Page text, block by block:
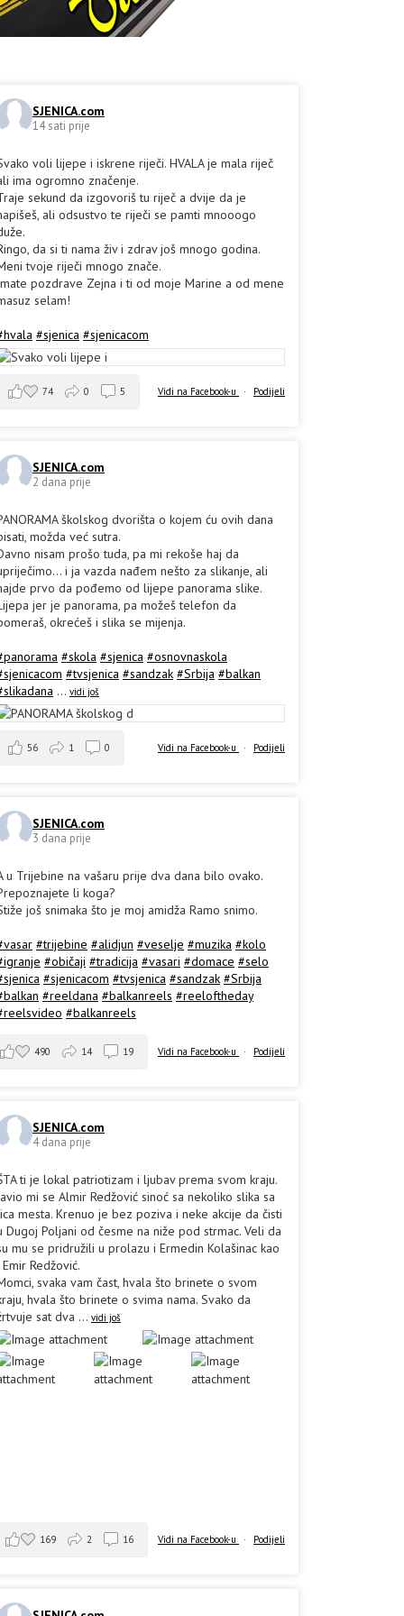
SJENICA.com
14 sati prije
voli lijepe i iskrene riječi. HVALA je mala riječ
ima ogromno značenje.
sekund da izgovoriš tu riječ a dvije da je
ali odsustvo te riječi se pamti mnooogo
da si ti nama živ i zdrav još mnogo godina.
tvoje riječi mnogo znače.
pozdrave Zejna i ti od moje Marine a od mene
selam!
#sjenica #sjenicacom
Vidi na Facebook-u · Podijeli
74 0 5
SJENICA.com
2 dana prije
školskog dvorišta o kojem ću ovih dana
možda već sutra.
nisam prošo tuda, pa mi rekoše haj da
i ja vazda nađem nešto za slikanje, ali
prvo da pođemo od lijepe panorama slike.
jer je panorama, pa možeš telefon da
okrećeš i slika se mijenja.
#skola #sjenica #osnovnaskola
#tvsjenica #sandzak #Srbija #balkan
... vidi još
Vidi na Facebook-u · Podijeli
56 1 0
SJENICA.com
3 dana prije
u Trijebine na vašaru prije dva dana bilo ovako.
li koga?
još snimaka što je moj amidža Ramo snimo.
#trijebine #alidjun #veselje #muzika #kolo
#običaji #tradicija #vasari #domace #selo
#sjenicacom #tvsjenica #sandzak #Srbija
#reeldana #balkanreels #reeloftheday
#balkanreels
Vidi na Facebook-u · Podijeli
490 14 19
SJENICA.com
4 dana prije
ti je lokal patriotizam i ljubav prema svom kraju.
mi se Almir Redžović sinoć sa nekoliko slika sa
mesta. Krenuo je bez poziva i neke akcije da čisti
Dugoj Poljani od česme na niže pod strmac. Veli da
mu se pridružili u prolazu i Ermedin Kolašinac kao
Redžović.
svaka vam čast, hvala što brinete o svom
hvala što brinete o svima nama. Svako da
sat dva ... vidi još
Vidi na Facebook-u · Podijeli
169 2 16